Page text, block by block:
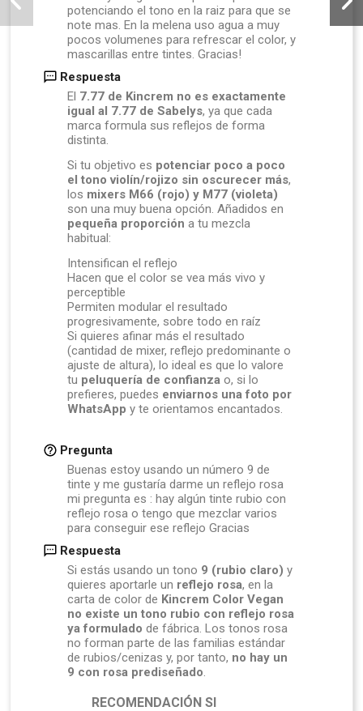
potenciando el tono en la raiz para que se
note mas. En la melena uso agua a muy
pocos volumenes para refrescar el color, y
mascarillas entre tintes. Gracias!
Respuesta
El 7.77 de Kincrem no es exactamente
igual al 7.77 de Sabelys, ya que cada
marca formula sus reflejos de forma
distinta.
Si tu objetivo es potenciar poco a poco
el tono violín/rojizo sin oscurecer más,
los mixers M66 (rojo) y M77 (violeta)
son una muy buena opción. Añadidos en
pequeña proporción a tu mezcla
habitual:
Intensifican el reflejo
Hacen que el color se vea más vivo y
perceptible
Permiten modular el resultado
progresivamente, sobre todo en raíz
Si quieres afinar más el resultado
(cantidad de mixer, reflejo predominante o
ajuste de altura), lo ideal es que lo valore
tu peluquería de confianza o, si lo
prefieres, puedes enviarnos una foto por
WhatsApp y te orientamos encantados.
Pregunta
Buenas estoy usando un número 9 de
tinte y me gustaría darme un reflejo rosa
mi pregunta es : hay algún tinte rubio con
reflejo rosa o tengo que mezclar varios
para conseguir ese reflejo Gracias
Respuesta
Si estás usando un tono 9 (rubio claro) y
quieres aportarle un reflejo rosa, en la
carta de color de Kincrem Color Vegan
no existe un tono rubio con reflejo rosa
ya formulado de fábrica. Los tonos rosa
no forman parte de las familias estándar
de rubios/cenizas y, por tanto, no hay un
9 con rosa prediseñado.
RECOMENDACIÓN SI